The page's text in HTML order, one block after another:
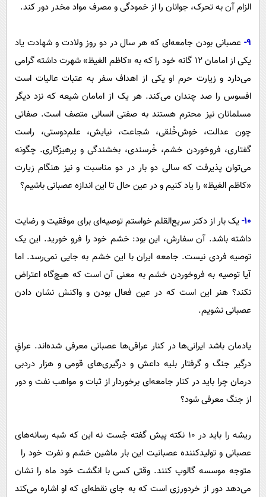
الزام آن به تحرک، جوانان را از خمودگی و مصرف مواد مخدر دور کند.
9- عصبانی بودن جامعه‌ای که هر سال در دو روز ولادت و شهادت یاد
یکی از امامان 12 گانه خود را که به «کاظم الغیظ» شهرت داشته گرامی
می‌دارد و زیارت حرم او یکی از اهداف سفر به عتبات عالیات است
افسوس را صد چندان می‌کند. هر یک از امامان شیعه که نزد دیگر
مسلمانان نیز محترم هستند به صفتی انسانی متصف است. صفاتی
چون عدالت، خوش‌خُلقی، شجاعت، نیایش، علم‌دوستی، راست
گفتاری، فرو‌خوردن خشم، خُرسندی، بخشندگی و پرهیزگاری. چگونه
می‌توان پذیرفت که سالی دو بار در دو مناسبت و نیز هنگام زیارت
«کاظم الغیظ» را یاد کنیم و در عین حال تا این اندازه عصبانی باشیم؟
10- یک بار از دکتر سریع‌القلم خواستم توصیه‌ای برای موفقیت و رضایت
داشته باشد. آن سفارش، این بود: خشم خود را فرو خورید. این یک
توصیه فردی نیست. جامعه ایران با این خشم به جایی نمی‌رسد. اما
آیا توصیه به فروخوردن خشم به معنی آن است که هیچ‌گاه اعتراض
نکند؟ هنر این است که در عین فعال بودن و واکنش نشان دادن
عصبانی نشویم.
یادمان باشد ایرانی‌ها در کنار عراقی‌ها عصبانی معرفی شده‌اند. عراقِ
درگیر جنگ و گرفتار بلیه داعش و درگیری‌های قومی و هزار دردبی
درمان چرا باید در کنار جامعه‌ای برخوردار از ثبات و مواهب نفت و دور
از جنگ معرفی شود؟
ریشه را باید در 10 نکته پیش گفته جُست نه این که شبه رسانه‌های
عصبانی و تولید‌کننده عصبانیت این بار ماشین خشم و نفرت خود را
متوجه موسسه گالوپ کنند. وقتی کسی با انگشت خود ماه را نشان
می‌دهد دور از خردورزی است که به جای نقطه‌ای که او اشاره می‌کند